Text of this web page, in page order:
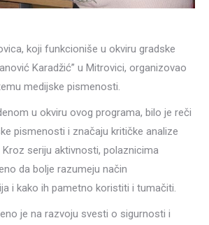
koji funkcioniše u okviru gradske
Karadžić” u Mitrovici, organizovao
medijske pismenosti.
u okviru ovog programa, bilo je reči
pismenosti i značaju kritičke analize
seriju aktivnosti, polaznicima
da bolje razumeju način
i kako ih pametno koristiti i tumačiti.
je na razvoju svesti o sigurnosti i